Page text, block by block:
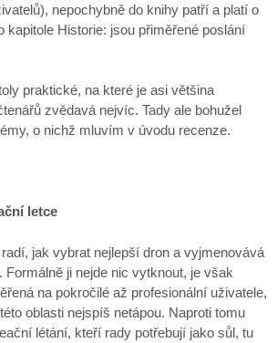
nepochybně do knihy patří a platí o
kapitole Historie: jsou přiměřené poslání
praktické, na které je asi většina
zvědavá nejvíc. Tady ale bohužel
o nichž mluvím v úvodu recenze.
letce
jak vybrat nejlepší dron a vyjmenovává
Formálně ji nejde nic vytknout, je však
na pokročilé až profesionální uživatele,
oblasti nejspíš netápou. Naproti tomu
létání, kteří rady potřebují jako sůl, tu